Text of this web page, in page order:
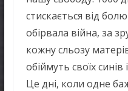
стискається від
обірвала війна, за
кожну сльозу
обіймуть своїх синів
Це дні, коли одне